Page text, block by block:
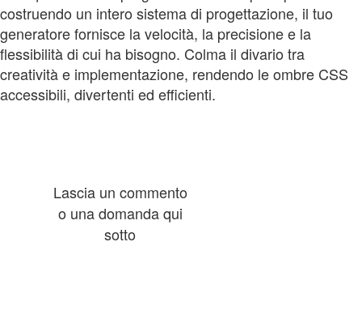
costruendo un intero sistema di progettazione, il tuo
generatore fornisce la velocità, la precisione e la
flessibilità di cui ha bisogno. Colma il divario tra
creatività e implementazione, rendendo le ombre CSS
accessibili, divertenti ed efficienti.
Lascia un commento
o una domanda qui
sotto